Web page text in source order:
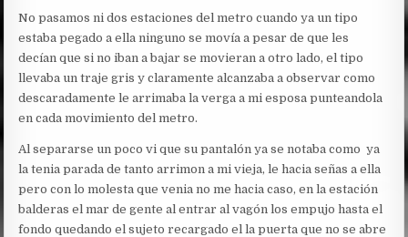
No pasamos ni dos estaciones del metro cuando ya un tipo
estaba pegado a ella ninguno se movía a pesar de que les
decían que si no iban a bajar se movieran a otro lado, el tipo
llevaba un traje gris y claramente alcanzaba a observar como
descaradamente le arrimaba la verga a mi esposa punteandola
en cada movimiento del metro.
Al separarse un poco vi que su pantalón ya se notaba como ya
la tenia parada de tanto arrimon a mi vieja, le hacia señas a ella
pero con lo molesta que venia no me hacia caso, en la estación
balderas el mar de gente al entrar al vagón los empujo hasta el
fondo quedando el sujeto recargado el la puerta que no se abre